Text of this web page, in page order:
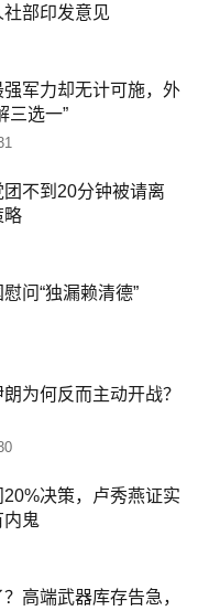
部印发意见
军力却无计可施，外
三选一”
不到20分钟被请离
略
问“独漏赖清德”
为何反而主动开战？
决策，卢秀燕证实
内鬼
高端武器库存告急，